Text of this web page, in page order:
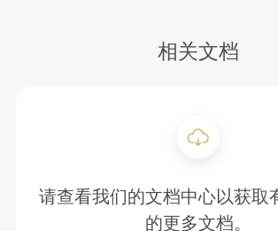
相关文档
请查看我们的文档中心以获取
的更多文档。